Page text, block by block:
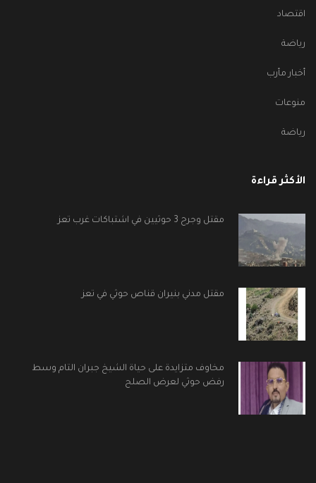
اقتصاد
رياضة
أخبار مأرب
منوعات
رياضة
الأكثر قراءة
مقتل وجرح 3 حوثيين في اشتباكات غرب تعز
مقتل مدني بنيران قناص حوثي في تعز
مخاوف متزايدة على حياة الشيخ جبران التام وسط
رفض حوثي لعرض الصلح